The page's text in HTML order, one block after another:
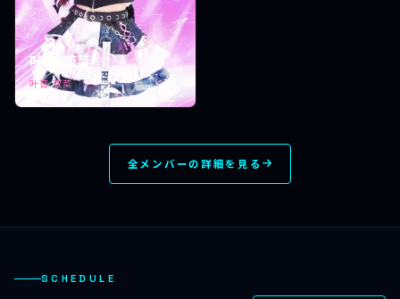
叶音 恋菜
叶音 恋菜
全メンバーの詳細を見る
SCHEDULE